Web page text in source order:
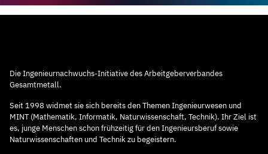
Die Ingenieurnachwuchs-Initiative des Arbeitgeberverbandes
Gesamtmetall.
Seit 1998 widmet sie sich bereits den Themen Ingenieurwesen und
MINT (Mathematik, Informatik, Naturwissenschaft, Technik). Ihr Ziel ist
es, junge Menschen schon frühzeitig für den Ingenieursberuf sowie
Naturwissenschaften und Technik zu begeistern.